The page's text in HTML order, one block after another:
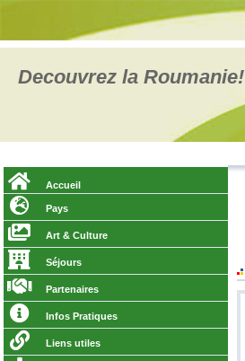
Decouvrez la Roumanie!
Accueil
Pays
Art & Culture
Séjours
Partenaires
Infos Pratiques
Liens utiles